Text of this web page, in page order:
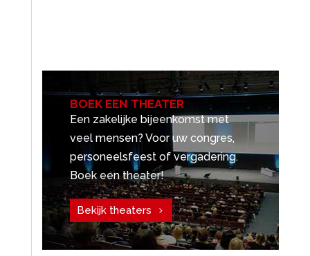
BOEK EEN THEATER
Een zakelijke bijeenkomst met
veel mensen? Voor uw congres,
personeelsfeest of vergadering.
Boek een theater!
Bekijk theaters